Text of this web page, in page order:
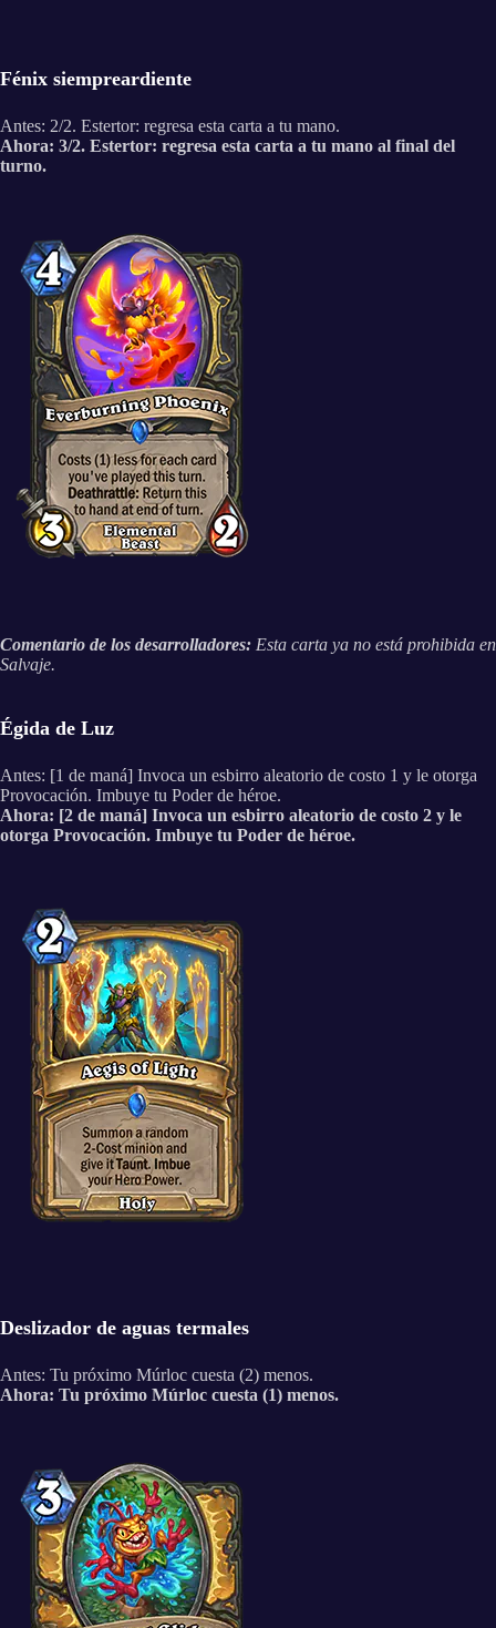
Fénix siempreardiente
Antes: 2/2. Estertor: regresa esta carta a tu mano.
Ahora: 3/2. Estertor: regresa esta carta a tu mano al final del
turno.
Comentario de los desarrolladores: Esta carta ya no está prohibida en
Salvaje.
Égida de Luz
Antes: [1 de maná] Invoca un esbirro aleatorio de costo 1 y le otorga
Provocación. Imbuye tu Poder de héroe.
Ahora: [2 de maná] Invoca un esbirro aleatorio de costo 2 y le
otorga Provocación. Imbuye tu Poder de héroe.
Deslizador de aguas termales
Antes: Tu próximo Múrloc cuesta (2) menos.
Ahora: Tu próximo Múrloc cuesta (1) menos.